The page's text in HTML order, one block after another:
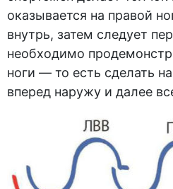
оказывается на правой
внутрь, затем следует
необходимо
ноги — то есть сделать
вперед наружу и далее